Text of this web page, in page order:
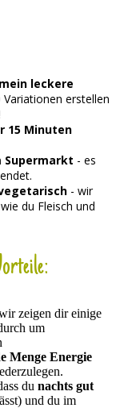
leckere
erstellen
15 Minuten
Supermarkt - es
- wir
du Fleisch und
zeigen dir einige
um
Menge Energie
du nachts gut
und du im